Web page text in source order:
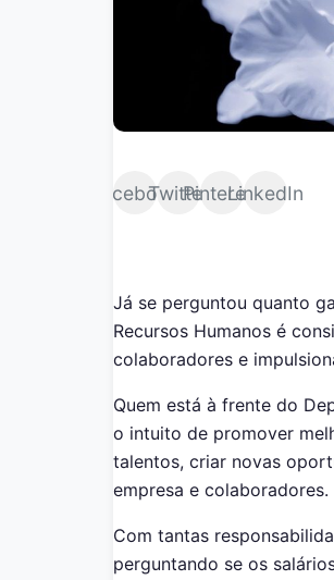
FacebookTwitterPinterestLinkedIn
Já se perguntou quanto
Recursos Humanos é
colaboradores e
Quem está à frente do
o intuito de promover
talentos, criar novas
empresa e colaboradores.
Com tantas
perguntando se os